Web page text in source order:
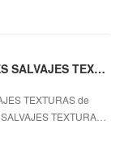
MIS PRIMERAS 100 PALABRAS ANIMALES SALVAJES TEXTURAS EBOOK | YOYO
TEXTURAS de
TEXTURA…